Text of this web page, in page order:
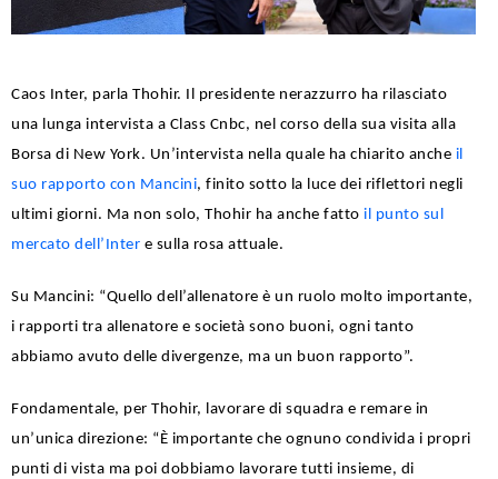
Caos Inter, parla Thohir. Il presidente nerazzurro ha rilasciato
una lunga intervista a Class Cnbc, nel corso della sua visita alla
Borsa di New York. Un’intervista nella quale ha chiarito anche il
suo rapporto con Mancini, finito sotto la luce dei riflettori negli
ultimi giorni. Ma non solo, Thohir ha anche fatto il punto sul
mercato dell’Inter e sulla rosa attuale.
Su Mancini: “Quello dell’allenatore è un ruolo molto importante,
i rapporti tra allenatore e società sono buoni, ogni tanto
abbiamo avuto delle divergenze, ma un buon rapporto”.
Fondamentale, per Thohir, lavorare di squadra e remare in
un’unica direzione: “È importante che ognuno condivida i propri
punti di vista ma poi dobbiamo lavorare tutti insieme, di